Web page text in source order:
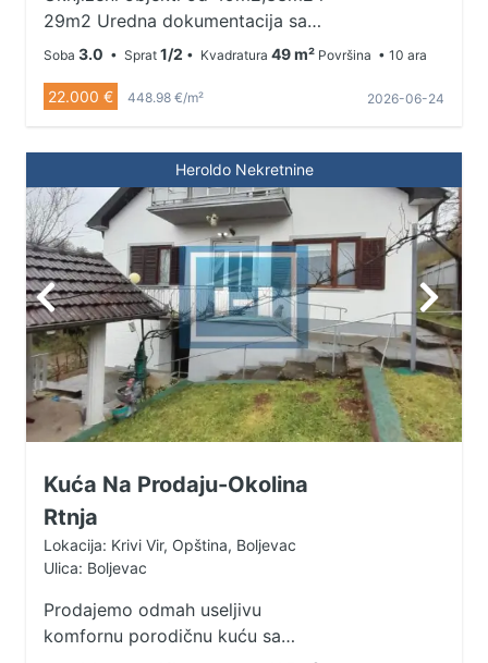
29m2 Uredna dokumentacija sa
legalizovanim objektima U cenu
i 42.01a Pripadajuci plac uz kucu
9.9a Monofazna struja Bunar Nema
kupatila Nije fiksna cena
Soba 3.0 • Sprat 1/2 • Kvadratura 49 m² Površina • 10 ara
22.000 € 448.98 €/m² 2026-06-24
Heroldo Nekretnine
Kuća Na Prodaju-Okolina
Rtnja
Lokacija: Krivi Vir, Opština, Boljevac
Ulica: Boljevac
Prodajemo odmah useljivu
komfornu porodičnu kuću sa